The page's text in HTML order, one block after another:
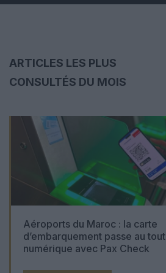
ARTICLES LES PLUS
CONSULTÉS DU MOIS
Aéroports du Maroc : la carte
d’embarquement passe au tout
numérique avec Pax Check